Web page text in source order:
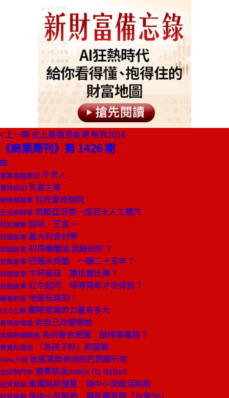
上一期 史上最強資金潮 熱到2016
《商業周刊》第 1426 期
董事長嬉遊記 不求人
饕姊食記 乳香之家
發現酷建築 拉托雷修道院
生活新鮮事 挑戰亞洲第一座百米人工鹽穴
特別報導 回味．王宣一
封面故事 義大利食材學
封面故事 初榨橄欖油 挑綠的好？
封面故事 巴薩米克醋 一釀二十五年？
封面故事 牛肝菌菇 跟松露比美？
封面故事 紅牛起司 得等兩年才吃得到？
編者的話 他是玩真的！
CEO上線 團隊意識的力量有多大
商場自慢塾 從自己改變開始
金融時報精選 為何最有把握 錯得最離譜？
教養私房話 「為孩子好」的圈套
View人物 放搖滾樂參政的巴西銀行家
全球熱門字 蘋果新品made its debut
投資焦點 衝萬點前盤整 換中小型股活跳跳
搭中小型股熱 鎖定櫃買版「台灣50」